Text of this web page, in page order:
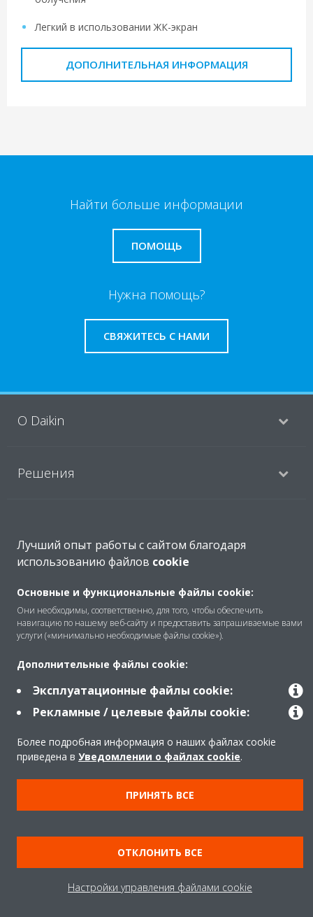
Легкий в использовании ЖК-экран
ДОПОЛНИТЕЛЬНАЯ ИНФОРМАЦИЯ
Найти больше информации
ПОМОЩЬ
Нужна помощь?
СВЯЖИТЕСЬ С НАМИ
O Daikin
Решения
Copyright © Daikin
Data Act
Лучший опыт работы с сайтом благодаря
использованию файлов cookie
Основные и функциональные файлы cookie:
Они необходимы, соответственно, для того, чтобы обеспечить
навигацию по нашему веб-сайту и предоставить запрашиваемые вами
услуги («минимально необходимые файлы cookie»).
Дополнительные файлы cookie:
Эксплуатационные файлы cookie:
Рекламные / целевые файлы cookie:
Более подробная информация о наших файлах cookie
приведена в Уведомлении о файлах cookie.
ПРИНЯТЬ ВСЕ
ОТКЛОНИТЬ ВСЕ
Настройки управления файлами cookie